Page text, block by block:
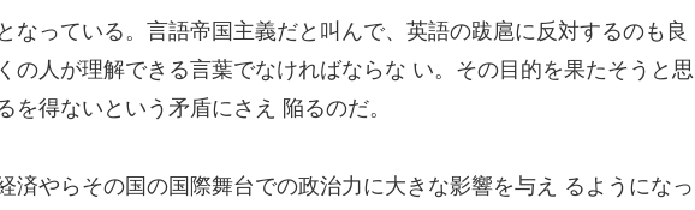
なっている。言語帝国主義だと叫んで、英語の跋扈に反対するのも良
の人が理解できる言葉でなければならな い。その目的を果たそうと思
を得ないという矛盾にさえ 陥るのだ。
済やらその国の国際舞台での政治力に大きな影響を与え るようになっ